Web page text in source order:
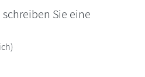
Sie eine